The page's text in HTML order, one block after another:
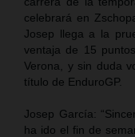
celebrará en
Josep llega a la
ventaja de 15
Verona, y sin duda
título de EnduroGP.
Josep García:
ha ido el fin de